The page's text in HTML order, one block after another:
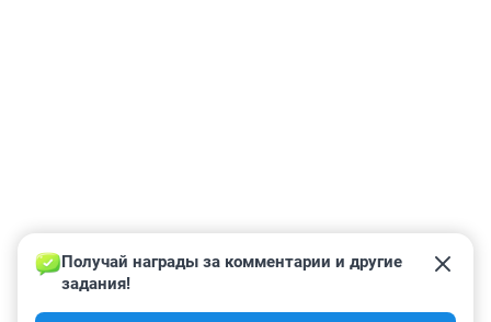
Получай награды за комментарии и другие
задания!